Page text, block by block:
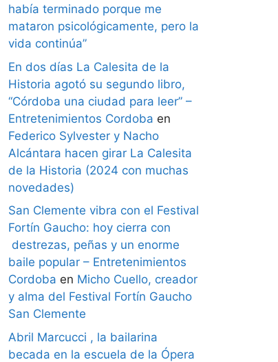
había terminado porque me
mataron psicológicamente, pero la
vida continúa”
En dos días La Calesita de la
Historia agotó su segundo libro,
“Córdoba una ciudad para leer” –
Entretenimientos Cordoba en
Federico Sylvester y Nacho
Alcántara hacen girar La Calesita
de la Historia (2024 con muchas
novedades)
San Clemente vibra con el Festival
Fortín Gaucho: hoy cierra con
destrezas, peñas y un enorme
baile popular – Entretenimientos
Cordoba en Micho Cuello, creador
y alma del Festival Fortín Gaucho
San Clemente
Abril Marcucci , la bailarina
becada en la escuela de la Ópera